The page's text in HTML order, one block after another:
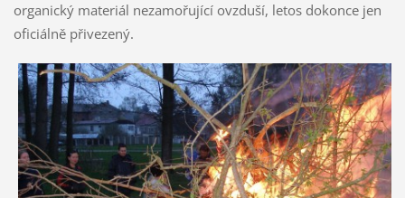
organický materiál nezamořující ovzduší, letos dokonce jen
oficiálně přivezený.